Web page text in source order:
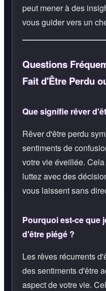
peut mener à des
vous guider vers un
Questions
Fait d'Être Perdu
Que signifie rêver
Rêver d'être perdu
sentiments de
votre vie éveillée.
luttez avec des
vous laissent sans
Pourquoi est-ce que
d'être piégé ?
Les rêves récurrents
des sentiments d'être
aspect de votre vie.